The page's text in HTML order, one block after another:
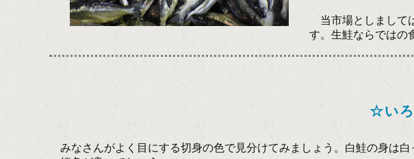
当市場としまして
す。生鮭ならではの
☆い
みなさんがよく目にする切身の色で見分けてみましょう。白鮭の身は